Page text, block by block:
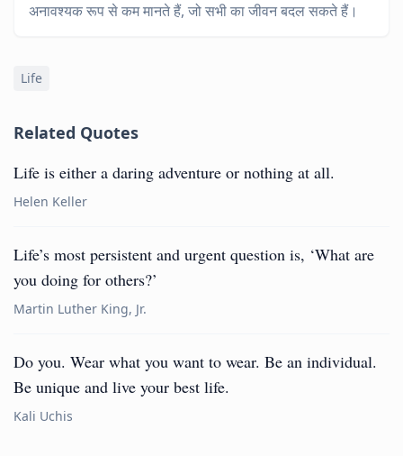
अनावश्यक रूप से कम मानते हैं, जो सभी का जीवन बदल सकते हैं।
Life
Related Quotes
Life is either a daring adventure or nothing at all.
Helen Keller
Life’s most persistent and urgent question is, ‘What are
you doing for others?’
Martin Luther King, Jr.
Do you. Wear what you want to wear. Be an individual.
Be unique and live your best life.
Kali Uchis